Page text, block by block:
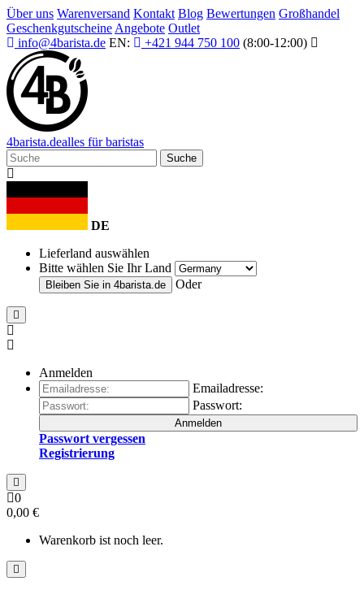
Über uns Warenversand Kontakt Blog Bewertungen Großhandel
Geschenkgutscheine Angebote Outlet
info@4barista.de EN: +421 944 750 100 (8:00-12:00)
4barista.dealles für baristas
Suche
DE
Lieferland auswählen
Bitte wählen Sie Ihr Land
Bleiben Sie in 4barista.de Oder
Anmelden
Emailadresse:
Passwort:
Anmelden
Passwort vergessen
Registrierung
0
0,00 €
Warenkorb ist noch leer.